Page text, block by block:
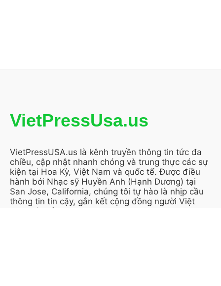
VietPressUsa.us
VietPressUSA.us là kênh truyền thông tin tức đa
chiều, cập nhật nhanh chóng và trung thực các sự
kiện tại Hoa Kỳ, Việt Nam và quốc tế. Được điều
hành bởi Nhạc sỹ Huyền Anh (Hạnh Dương) tại
San Jose, California, chúng tôi tự hào là nhịp cầu
thông tin tin cậy, gắn kết cộng đồng người Việt
trên toàn cầu.